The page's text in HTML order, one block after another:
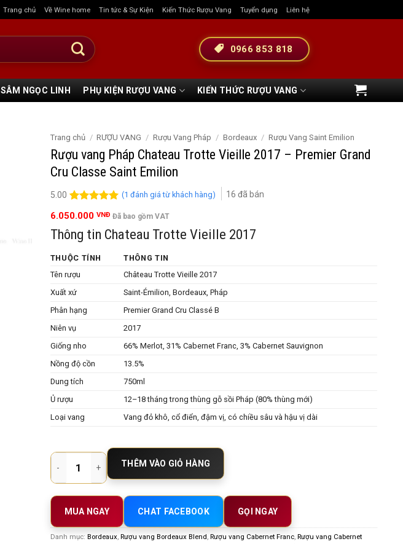
Trang chủ Về Wine home Tin tức & Sự Kiện Kiến Thức Rượu Vang Tuyển dụng Liên hệ
0966 853 818
SÂM NGỌC LINH PHỤ KIỆN RƯỢU VANG KIẾN THỨC RƯỢU VANG
Trang chủ / RƯỢU VANG / Rượu Vang Pháp / Bordeaux / Rượu Vang Saint Emilion
Rượu vang Pháp Chateau Trotte Vieille 2017 – Premier Grand
Cru Classe Saint Emilion
5.00
đánh giá
(1 đánh giá từ khách hàng) 16 đã bán
6.050.000 VNĐ Đã bao gồm VAT
Thông tin Chateau Trotte Vieille 2017
THUỘC TÍNH
THÔNG TIN
Tên rượu
Château Trotte Vieille 2017
Xuất xứ
Saint-Émilion, Bordeaux, Pháp
Phân hạng
Premier Grand Cru Classé B
Niên vụ
2017
Giống nho
66% Merlot, 31% Cabernet Franc, 3% Cabernet Sauvignon
Nồng độ cồn
13.5%
Dung tích
750ml
Ủ rượu
12–18 tháng trong thùng gỗ sồi Pháp (80% thùng mới)
Loại vang
Vang đỏ khô, cổ điển, đậm vị, có chiều sâu và hậu vị dài
Rượu vang Pháp Chateau Trotte Vieille 2017 – Premier Grand Cru Classe Saint Emilion số lượng
THÊM VÀO GIỎ HÀNG
MUA NGAY CHAT FACEBOOK GỌI NGAY
Danh mục: Bordeaux, Rượu vang Bordeaux Blend, Rượu vang Cabernet Franc, Rượu vang Cabernet